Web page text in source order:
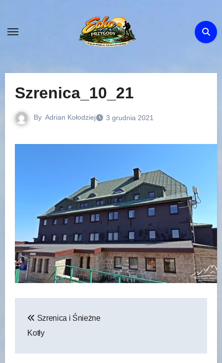
content
Szrenica_10_21
By Adrian Kołodziej 3 grudnia 2021
wpisu
Szrenica i Śnieżne
Kotły